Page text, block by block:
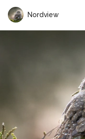
Nordview